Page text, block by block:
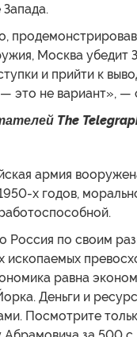
Москва убедит
и прийти к
это не вариант», —
The
армия
х годов,
Россия по своим
ископаемых
равна
Деньги и
Посмотрите